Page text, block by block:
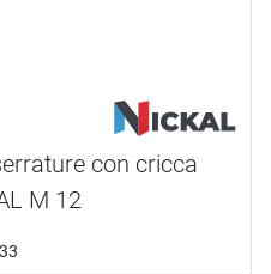
con cricca
M 12